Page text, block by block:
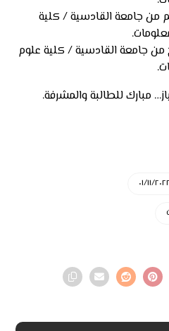
من جامعة القادسية / كلية
جامعة القادسية / كلية علوم
مبارك للطالبة والمشرفة.
٠١/١١/٢٠٢٢